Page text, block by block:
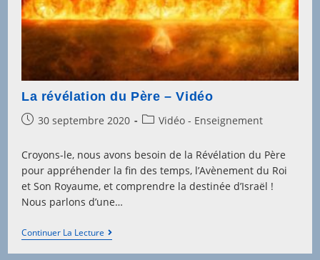
La révélation du Père – Vidéo
Post30 septembre 2020
PostVidéo - Enseignement
Croyons-le, nous avons besoin de la Révélation du Père
pour appréhender la fin des temps, l’Avènement du Roi
et Son Royaume, et comprendre la destinée d’Israël !
Nous parlons d’une…
Continuer La LectureLa
Révélation
Du